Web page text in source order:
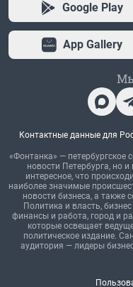
Google Play
App Gallery
Контактные данные для
«Фонтанка» — петербургское
новости Петербурга, но
интересное, что
наиболее значимые
новости бизнеса, а также
Политика и власть,
финансы и работа, город и
которые освещает
политическое издание.
аудитория — лидеры